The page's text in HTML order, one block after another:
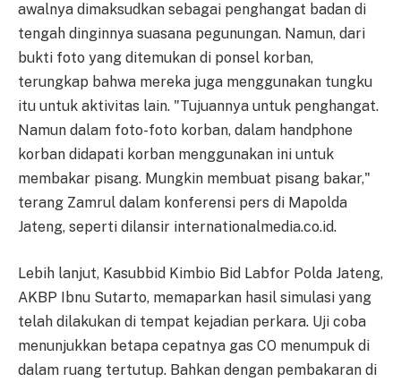
awalnya dimaksudkan sebagai penghangat badan di
tengah dinginnya suasana pegunungan. Namun, dari
bukti foto yang ditemukan di ponsel korban,
terungkap bahwa mereka juga menggunakan tungku
itu untuk aktivitas lain. "Tujuannya untuk penghangat.
Namun dalam foto-foto korban, dalam handphone
korban didapati korban menggunakan ini untuk
membakar pisang. Mungkin membuat pisang bakar,"
terang Zamrul dalam konferensi pers di Mapolda
Jateng, seperti dilansir internationalmedia.co.id.
Lebih lanjut, Kasubbid Kimbio Bid Labfor Polda Jateng,
AKBP Ibnu Sutarto, memaparkan hasil simulasi yang
telah dilakukan di tempat kejadian perkara. Uji coba
menunjukkan betapa cepatnya gas CO menumpuk di
dalam ruang tertutup. Bahkan dengan pembakaran di